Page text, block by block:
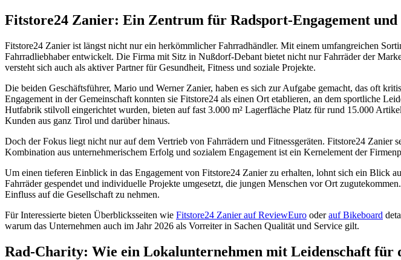
Fitstore24 Zanier: Ein Zentrum für Radsport-Engagement
Fitstore24 Zanier ist längst nicht nur ein herkömmlicher Fahrradhändler. Mit einem umfangreichen
Fahrradliebhaber entwickelt. Die Firma mit Sitz in Nußdorf-Debant bietet nicht nur Fahrräder der
versteht sich auch als aktiver Partner für Gesundheit, Fitness und soziale Projekte.
Die beiden Geschäftsführer, Mario und Werner Zanier, haben es sich zur Aufgabe gemacht, das oft
Engagement in der Gemeinschaft konnten sie Fitstore24 als einen Ort etablieren, an dem sportliche
Hutfabrik stilvoll eingerichtet wurden, bieten auf fast 3.000 m² Lagerfläche Platz für rund 15.000
Kunden aus ganz Tirol und darüber hinaus.
Doch der Fokus liegt nicht nur auf dem Vertrieb von Fahrrädern und Fitnessgeräten. Fitstore24
Kombination aus unternehmerischem Erfolg und sozialem Engagement ist ein Kernelement der
Um einen tieferen Einblick in das Engagement von Fitstore24 Zanier zu erhalten, lohnt sich ein
Fahrräder gespendet und individuelle Projekte umgesetzt, die jungen Menschen vor Ort
Einfluss auf die Gesellschaft zu nehmen.
Für Interessierte bieten Überblicksseiten wie Fitstore24 Zanier auf ReviewEuro oderauf Bikeboard
warum das Unternehmen auch im Jahr 2026 als Vorreiter in Sachen Qualität und Service gilt.
Rad-Charity: Wie ein Lokalunternehmen mit Leidenschaft für